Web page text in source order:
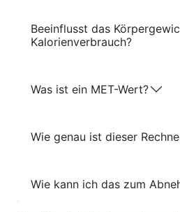
Beeinflusst das
Kalorienverbrauch?
Was ist ein MET-Wert?
Wie genau ist dieser
Wie kann ich das zum